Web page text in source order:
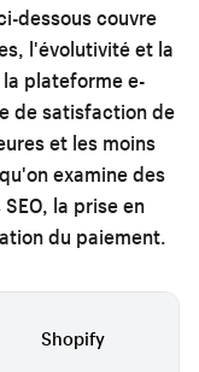
dessous couvre
l'évolutivité et la
plateforme e-
de satisfaction de
et les moins
examine des
la prise en
du paiement.
Shopify